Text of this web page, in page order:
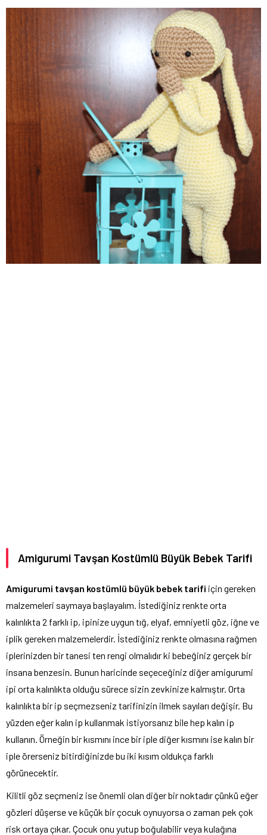
Amigurumi Tavşan Kostümlü Büyük Bebek Tarifi
Amigurumi tavşan kostümlü büyük bebek tarifi için gereken
malzemeleri saymaya başlayalım. İstediğiniz renkte orta
kalınlıkta 2 farklı ip, ipinize uygun tığ, elyaf, emniyetli göz, iğne ve
iplik gereken malzemelerdir. İstediğiniz renkte olmasına rağmen
iplerinizden bir tanesi ten rengi olmalıdır ki bebeğiniz gerçek bir
insana benzesin. Bunun haricinde seçeceğiniz diğer amigurumi
ipi orta kalınlıkta olduğu sürece sizin zevkinize kalmıştır. Orta
kalınlıkta bir ip seçmezseniz tarifinizin ilmek sayıları değişir. Bu
yüzden eğer kalın ip kullanmak istiyorsanız bile hep kalın ip
kullanın. Örneğin bir kısmını ince bir iple diğer kısmını ise kalın bir
iple örerseniz bitirdiğinizde bu iki kısım oldukça farklı
görünecektir.
Kilitli göz seçmeniz ise önemli olan diğer bir noktadır çünkü eğer
gözleri düşerse ve küçük bir çocuk oynuyorsa o zaman pek çok
risk ortaya çıkar. Çocuk onu yutup boğulabilir veya kulağına